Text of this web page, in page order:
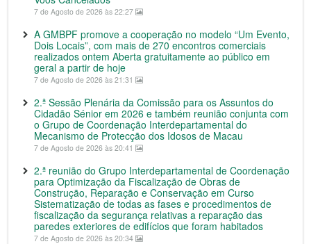
7 de Agosto de 2026 às 22:27
A GMBPF promove a cooperação no modelo “Um Evento,
Dois Locais”, com mais de 270 encontros comerciais
realizados ontem Aberta gratuitamente ao público em
geral a partir de hoje
7 de Agosto de 2026 às 21:31
2.ª Sessão Plenária da Comissão para os Assuntos do
Cidadão Sénior em 2026 e também reunião conjunta com
o Grupo de Coordenação Interdepartamental do
Mecanismo de Protecção dos Idosos de Macau
7 de Agosto de 2026 às 20:41
2.ª reunião do Grupo Interdepartamental de Coordenação
para Optimização da Fiscalização de Obras de
Construção, Reparação e Conservação em Curso
Sistematização de todas as fases e procedimentos de
fiscalização da segurança relativas a reparação das
paredes exteriores de edifícios que foram habitados
7 de Agosto de 2026 às 20:34